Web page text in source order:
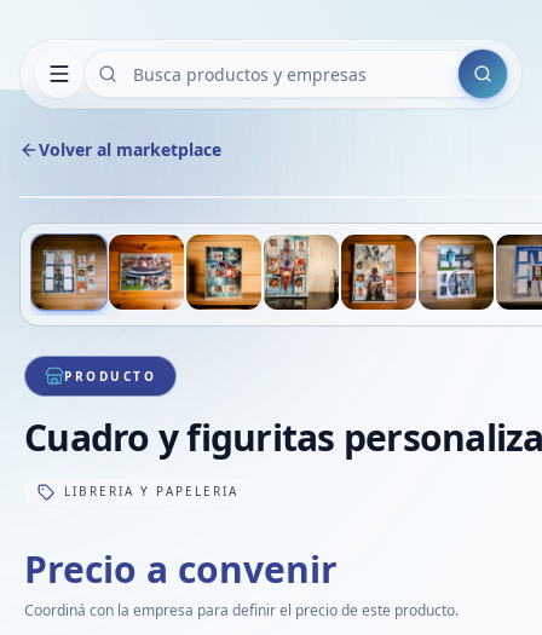
Buscar
Volver al marketplace
1/8
PRODUCTO
Cuadro y figuritas
LIBRERIA Y PAPELERIA
Precio a convenir
Coordiná con la empresa para definir el precio de este producto.